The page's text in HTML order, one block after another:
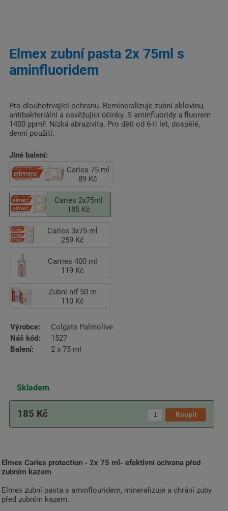
Elmex zubní pasta 2x 75ml s
aminfluoridem
Pro dlouhotrvající ochranu. Remineralizuje zubní sklovinu,
antibakteriální a osvěžující účinky. S aminfluoridy a fluorem
1400 ppmF. Nízká abrazivita. Pro děti od 6-ti let, dospělé,
denní použití.
Jiné balení:
Caries 75 ml
89 Kč
Caries 2x75ml
185 Kč
Caries 3x75 ml
259 Kč
Carries 400 ml
119 Kč
Zubní niť 50 m
110 Kč
Výrobce:
Colgate Palmolive
Náš kód:
1527
Balení:
2 x 75 ml
Skladem
185 Kč
Elmex Caries protection - 2x 75 ml- efektivní ochrana před
zubním kazem
Elmex zubní pasta s aminflouridem, mineralizuje a chrání zuby
před zubním kazem.